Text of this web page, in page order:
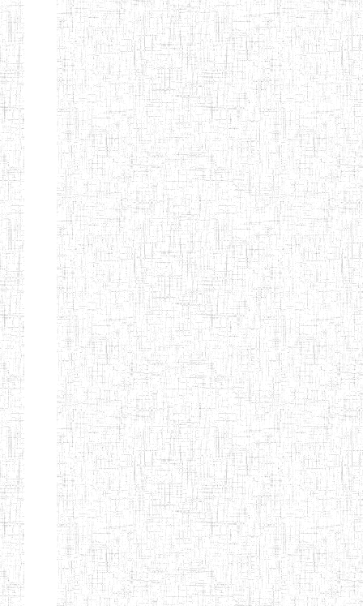
BAFOUSSAM
ENIET DE
BAFOUSSAM-
BALENG
13/08/2013 ENIET Public
ENIEG DE
BANGANTE
02/05/2001 ENIEG Public
ENIEG DE
FOUMBAN
26/08/1975 ENIEG Public
ENIEG DE
SANGMELIMA
30/06/1984 ENIEG Public
ENBIEG
D'EBOLOWA
01/01/1975 ENIEG Public
ENIET
D'EBOLOWA
04/10/2012 ENIET Public
ENIEG DE
KRIBI
01/09/1986 ENIEG Public
ENIEG DE
MVENGUE
08/09/2003 ENIEG Public
ENIEG
02/05/2001 ENIEG Public